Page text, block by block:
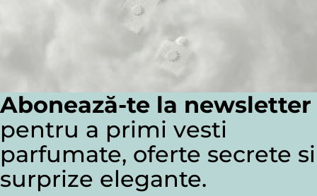
Abonează-te la newsletter
pentru a primi vesti
parfumate, oferte secrete si
surprize elegante.